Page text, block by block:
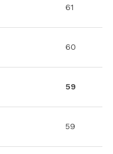
61
60
59
59